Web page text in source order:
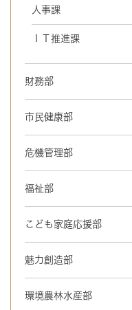
人事課
ＩＴ推進課
財務部
市民健康部
危機管理部
福祉部
こども家庭応援部
魅力創造部
環境農林水産部